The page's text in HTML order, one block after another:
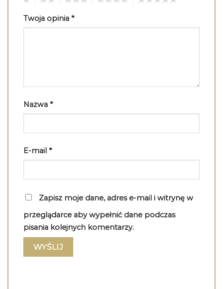
Twoja opinia *
Nazwa *
E-mail *
Zapisz moje dane, adres e-mail i witrynę w
przeglądarce aby wypełnić dane podczas
pisania kolejnych komentarzy.